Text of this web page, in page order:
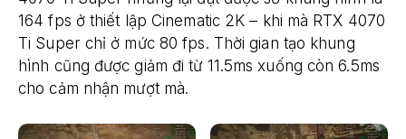
164 fps ở thiết lập Cinematic 2K – khi mà RTX 4070
Ti Super chỉ ở mức 80 fps. Thời gian tạo khung
hình cũng được giảm đi từ 11.5ms xuống còn 6.5ms
cho cảm nhận mượt mà.